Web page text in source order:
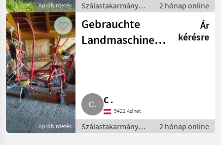
Apróhirdetés
Szálastakarmány
betakarítók / Hegyi
gépesítés
2 hónap online
Apróhirdetés
Gebrauchte
Landmaschinen,
Ár
kérésre
C .
5421 Adnet
Szálastakarmány
betakarítók / Hegyi
2 hónap online